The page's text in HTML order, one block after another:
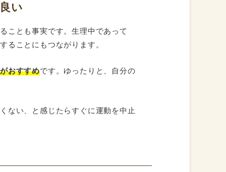
い
ことも事実です。生理中であって
ることにもつながります。
おすすめです。ゆったりと、自分の
ない、と感じたらすぐに運動を中止